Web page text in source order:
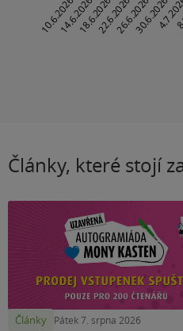
Články, které stojí
Články Pátek 7. srpna 2026